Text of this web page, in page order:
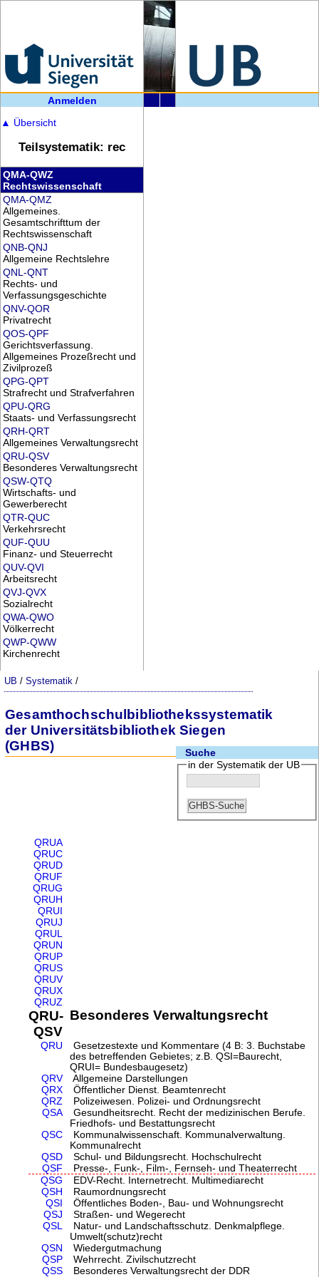
Anmelden
▲ Übersicht
Teilsystematik: rec
QMA-QWZ
Rechtswissenschaft
QMA-QMZ
Allgemeines.
Gesamtschrifttum der
Rechtswissenschaft
QNB-QNJ
Allgemeine Rechtslehre
QNL-QNT
Rechts- und
Verfassungsgeschichte
QNV-QOR
Privatrecht
QOS-QPF
Gerichtsverfassung.
Allgemeines Prozeßrecht und
Zivilprozeß
QPG-QPT
Strafrecht und Strafverfahren
QPU-QRG
Staats- und Verfassungsrecht
QRH-QRT
Allgemeines Verwaltungsrecht
QRU-QSV
Besonderes Verwaltungsrecht
QSW-QTQ
Wirtschafts- und
Gewerberecht
QTR-QUC
Verkehrsrecht
QUF-QUU
Finanz- und Steuerrecht
QUV-QVI
Arbeitsrecht
QVJ-QVX
Sozialrecht
QWA-QWO
Völkerrecht
QWP-QWW
Kirchenrecht
UB /Systematik /
Gesamthochschulbibliothekssystematik
der Universitätsbibliothek Siegen
(GHBS)
Suche
in der Systematik der UB
QRUA
QRUC
QRUD
QRUF
QRUG
QRUH
QRUI
QRUJ
QRUL
QRUN
QRUP
QRUS
QRUV
QRUX
QRUZ
QRU-
QSV
Besonderes Verwaltungsrecht
QRU
Gesetzestexte und Kommentare (4 B: 3. Buchstabe
des betreffenden Gebietes; z.B. QSI=Baurecht,
QRUI= Bundesbaugesetz)
QRV
Allgemeine Darstellungen
QRX
Öffentlicher Dienst. Beamtenrecht
QRZ
Polizeiwesen. Polizei- und Ordnungsrecht
QSA
Gesundheitsrecht. Recht der medizinischen Berufe.
Friedhofs- und Bestattungsrecht
QSC
Kommunalwissenschaft. Kommunalverwaltung.
Kommunalrecht
QSD
Schul- und Bildungsrecht. Hochschulrecht
QSF
Presse-, Funk-, Film-, Fernseh- und Theaterrecht
QSG
EDV-Recht. Internetrecht. Multimediarecht
QSH
Raumordnungsrecht
QSI
Öffentliches Boden-, Bau- und Wohnungsrecht
QSJ
Straßen- und Wegerecht
QSL
Natur- und Landschaftsschutz. Denkmalpflege.
Umwelt(schutz)recht
QSN
Wiedergutmachung
QSP
Wehrrecht. Zivilschutzrecht
QSS
Besonderes Verwaltungsrecht der DDR